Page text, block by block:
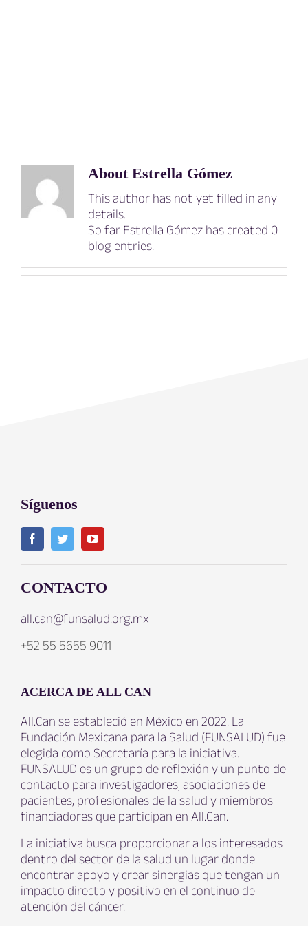
About Estrella Gómez
This author has not yet filled in any
details.
So far Estrella Gómez has created 0
blog entries.
Síguenos
CONTACTO
all.can@funsalud.org.mx
+52 55 5655 9011
ACERCA DE ALL CAN
All.Can se estableció en México en 2022. La
Fundación Mexicana para la Salud (FUNSALUD) fue
elegida como Secretaría para la iniciativa.
FUNSALUD es un grupo de reflexión y un punto de
contacto para investigadores, asociaciones de
pacientes, profesionales de la salud y miembros
financiadores que participan en All.Can.
La iniciativa busca proporcionar a los interesados
dentro del sector de la salud un lugar donde
encontrar apoyo y crear sinergias que tengan un
impacto directo y positivo en el continuo de
atención del cáncer.